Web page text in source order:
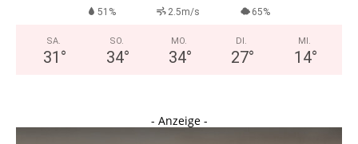
51% 2.5m/s 65%
SA.
31 °
SO.
34°
MO.
34°
DI.
27°
MI.
14°
- Anzeige -